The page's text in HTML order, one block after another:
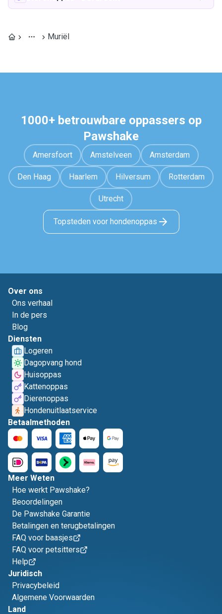
Muriël
1000+ betrouwbare oppassers op
Pawshake
Amersfoort Amstelveen Amsterdam
Den Haag Haarlem Hilversum Rotterdam
Utrecht
Topsteden voor hondenoppas
Over ons
Ons verhaal
In de pers
Blog
Diensten
Logeren
Dagopvang hond
Huisoppas
Kattenoppas
Dierenoppas
Hondenuitlaatservice
Betaalmethoden
Meer Weten
Hoe werkt Pawshake?
Beoordelingen
De Pawshake Garantie
Betalingen en terugbetalingen
FAQ voor baasjes
FAQ voor petsitters
Help
Juridisch
Privacybeleid
Algemene Voorwaarden
Land